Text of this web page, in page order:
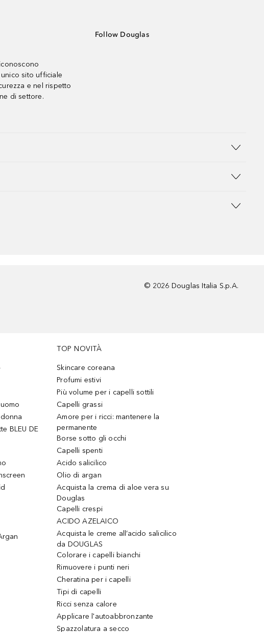
sito ufficiale
e nel rispetto
di settore.
Follow Douglas
© 2026 Douglas Italia S.p.A.
BLEU DE
TOP NOVITÀ
Skincare coreana
Profumi estivi
Più volume per i capelli sottili
Capelli grassi
Amore per i ricci: mantenere la
permanente
Borse sotto gli occhi
Capelli spenti
Acido salicilico
Olio di argan
Acquista la crema di aloe vera su
Douglas
Capelli crespi
ACIDO AZELAICO
Acquista le creme all’acido salicilico
da DOUGLAS
Colorare i capelli bianchi
Rimuovere i punti neri
Cheratina per i capelli
Tipi di capelli
Ricci senza calore
Applicare l'autoabbronzante
Spazzolatura a secco